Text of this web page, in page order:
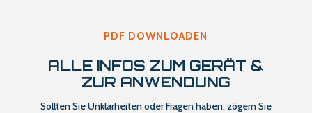
PDF DOWNLOADEN
ALLE INFOS ZUM GERÄT &
ZUR ANWENDUNG
Sollten Sie Unklarheiten oder Fragen haben, zögern Sie